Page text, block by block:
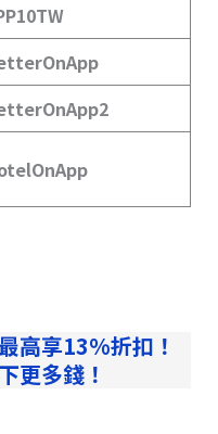
高享13%折扣！
更多錢！